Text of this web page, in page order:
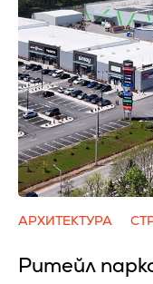
АРХИТЕКТУРА
Ритейл